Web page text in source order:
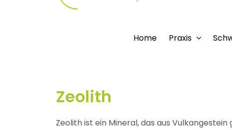
Home Praxis
Zeolith
Zeolith ist ein Mineral, das aus